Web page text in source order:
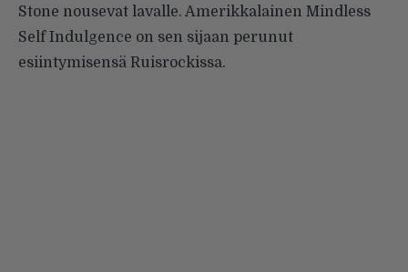
Stone nousevat lavalle. Amerikkalainen Mindless
Self Indulgence on sen sijaan perunut
esiintymisensä Ruisrockissa.